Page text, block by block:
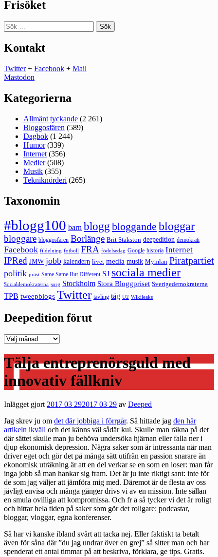
Frisöket
Sök
efter:
Kontakt
Twitter+ Facebook + Mail
Mastodon
Kategorierna
Allmänt tyckande (2 261)
Bloggosfären (589)
Dagbok (1 244)
Humor(339)
Internet (356)
Medier(508)
Musik (355)
Tekniknörderi (265)
Taxonomin
#blogg100 barn blogg bloggande bloggar
bloggare bloggosfären Borlänge Brit Stakston deepedition demokrati
Facebook fildelning fotboll FRA födelsedag Google historia Internet
IPRed JMW jobb kalendern livet media musik Mymlan Piratpartiet
politik präst Same Same But Different SJ sociala medier
Socialdemokraterna sorg Stockholm Stora Bloggpriset Sverigedemokraterna
TPB tweepblogs Twitter tävling tåg U2 Wikileaks
Deepedition förut
Deepedition
Tälja entreprenörsguld med
innovativ fällkniv
Inlägget gjort2017 03 292017 03 29 av Deeped
Jag skrev ju om det där jobbiga i förrgår. Så hittade jag den här
artikeln ikväll och det känns väl sådär kul. Skulle man räkna på det
där sättet skulle man ju behöva undersöka hjärnan eller falla ner i
djup ekonomisk depression. Nägra saker som är intressanta när man
driver eget och gör det på många sätt utifrån en passion snarare än
ekonomisk uträkning är att en del verkar se en som en loser: man får
inga jobb så man hankar sig fram. Det är ju inte riktigt sant: inte för
de som jag väljer att jämföra mig med. Däremot är de flesta av oss
jävligt envisa och många gånger drivs vi av en mission. Inte sällan
en smula ovilliga att kompromissa. Och fr a så tycker vi det är roligt
och hittar hela tiden på saker som gör det roligare: podcastar,
bloggar, vloggar, egna konferenser.
Så har vi kanske ibland svårt att tacka nej. Eller faktiskt ta betalt
även för såna där ”du jag undrar över en grej” så sitter man och har
spenderat ett antal timmar på att beskriva, förklara, ge tips. Gratis.